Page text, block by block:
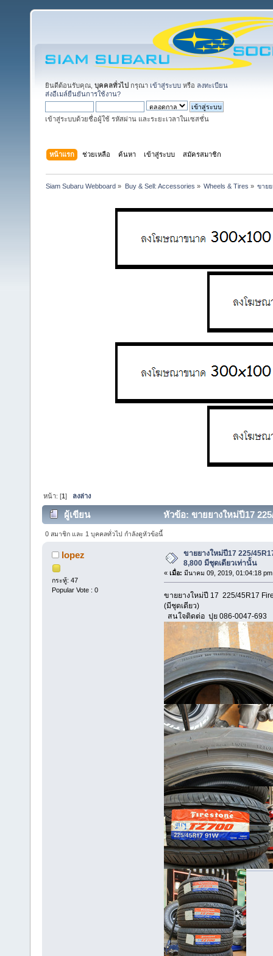
ยินดีต้อนรับคุณ, บุคคลทั่วไป กรุณา เข้าสู่ระบบ หรือ ลงทะเบียน
ส่งอีเมล์ยืนยันการใช้งาน?
เข้าสู่ระบบด้วยชื่อผู้ใช้ รหัสผ่าน และระยะเวลาในเซสชั่น
หน้าแรก ช่วยเหลือ ค้นหา เข้าสู่ระบบ สมัครสมาชิก
Siam Subaru Webboard » Buy & Sell: Accessories » Wheels & Tires » ขาย
หน้า: [1] ลงล่าง
ผู้เขียน
หัวข้อ: ขายยางใหม่ปี17
ครั้ง)
0 สมาชิก และ 1 บุคคลทั่วไป กำลังดูหัวข้อนี้
lopez
กระทู้: 47
Popular Vote : 0
ขายยางใหม่ปี17 225/
8,800 มีชุดเดียวเท่านั้น
« เมื่อ: มีนาคม 09, 2019, 01:04:18
ขายยางใหม่ปี 17 225/45R17
(มีชุดเดียว)
สนใจติดต่อ ปุย 086-0047-693